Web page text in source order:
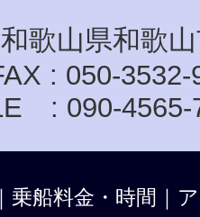
歌山県和歌山
: 050-3532-
: 090-4565-
｜ 乗船料金・時間 ｜